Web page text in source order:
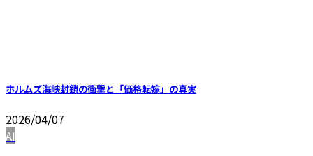
ホルムズ海峡封鎖の衝撃と「価格転嫁」の真実
2026/04/07
AI